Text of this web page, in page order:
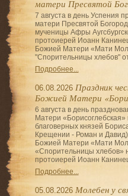
матери Пресвятой
7 августа в день Успения
матери Пресвятой
мученицы Афры
протоиерей Иоанн
Божией Матери «Мати
"Спорительницы хлебов"
Подробнее...
06.08.2026 Праздник
Божией Матери
6 августа в день
Матери
благоверных князей
Крещении - Роман и
Божией Матери «Мати
«Спорительницы хлебов»
протоиерей Иоанн
Подробнее...
05.08.2026 Молебен у